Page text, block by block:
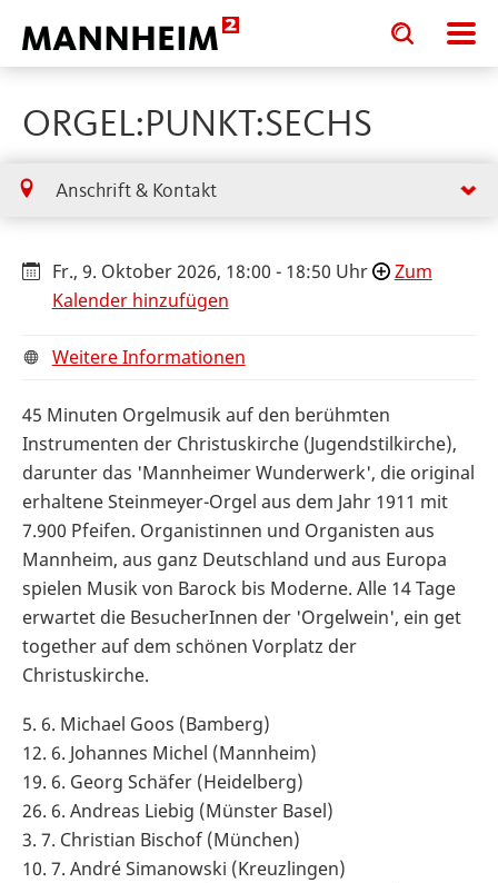
Toggle
search
input
Toggle
search
input
ORGEL:PUNKT:SECHS
Anschrift & Kontakt
Fr., 9. Oktober 2026, 18:00 - 18:50 Uhr
Zum
Kalender hinzufügen
Weitere Informationen
45 Minuten Orgelmusik auf den berühmten
Instrumenten der Christuskirche (Jugendstilkirche),
darunter das 'Mannheimer Wunderwerk', die original
erhaltene Steinmeyer-Orgel aus dem Jahr 1911 mit
7.900 Pfeifen. Organistinnen und Organisten aus
Mannheim, aus ganz Deutschland und aus Europa
spielen Musik von Barock bis Moderne. Alle 14 Tage
erwartet die BesucherInnen der 'Orgelwein', ein get
together auf dem schönen Vorplatz der
Christuskirche.
5. 6. Michael Goos (Bamberg)
12. 6. Johannes Michel (Mannheim)
19. 6. Georg Schäfer (Heidelberg)
26. 6. Andreas Liebig (Münster Basel)
3. 7. Christian Bischof (München)
10. 7. André Simanowski (Kreuzlingen)